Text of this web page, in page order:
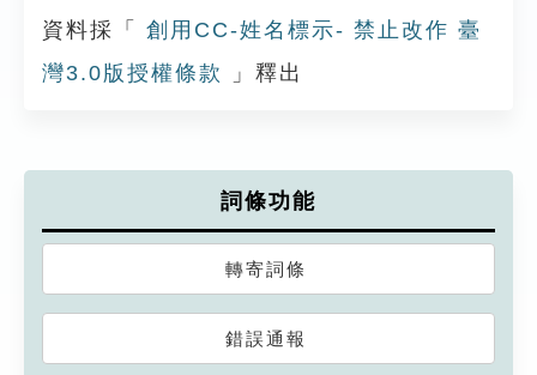
資料採「
創用CC-姓名標示- 禁止改作 臺
灣3.0版授權條款
」釋出
詞條功能
轉寄詞條
錯誤通報